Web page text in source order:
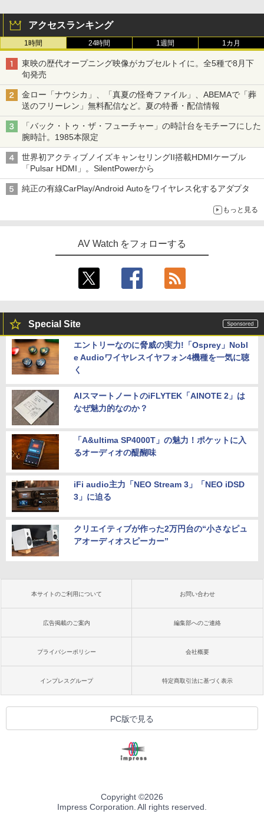
アクセスランキング
1時間 24時間 1週間 1カ月
東映の歴代オープニング映像がカプセルトイに。全5種で8月下
旬発売
金ロー「ナウシカ」、「真夏の怪奇ファイル」、ABEMAで「葬
送のフリーレン」無料配信など。夏の特番・配信情報
「バック・トゥ・ザ・フューチャー」の時計台をモチーフにした
腕時計。1985本限定
世界初アクティブノイズキャンセリングII搭載HDMIケーブル
「Pulsar HDMI」。SilentPowerから
純正の有線CarPlay/Android Autoをワイヤレス化するアダプタ
もっと見る
AV Watch をフォローする
Special Site
エントリーなのに脅威の実力!「Osprey」Nobl
e Audioワイヤレスイヤフォン4機種を一気に聴
く
AIスマートノートのiFLYTEK「AINOTE 2」は
なぜ魅力的なのか？
「A&ultima SP4000T」の魅力！ポケットに入
るオーディオの醍醐味
iFi audio主力「NEO Stream 3」「NEO iDSD
3」に迫る
クリエイティブが作った2万円台の“小さなピュ
アオーディオスピーカー”
本サイトのご利用について お問い合わせ
広告掲載のご案内 編集部へのご連絡
プライバシーポリシー 会社概要
インプレスグループ 特定商取引法に基づく表示
PC版で見る
Copyright ©2026
Impress Corporation. All rights reserved.